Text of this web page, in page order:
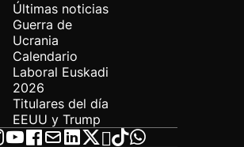
Últimas noticias
Guerra de
Ucrania
Calendario
Laboral Euskadi
2026
Titulares del día
EEUU y Trump